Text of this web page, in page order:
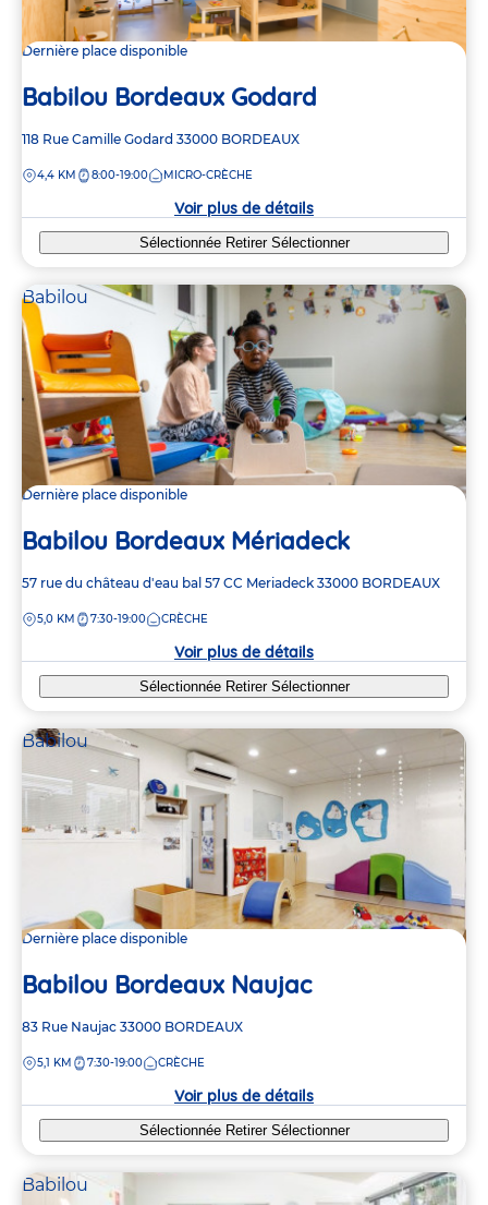
Dernière place disponible
Babilou Bordeaux Godard
Adresse
la
118 Rue Camille Godard 33000 BORDEAUX
DISTANCE
4,4 KM 8:00-19:00 MICRO-CRÈCHE
Voir plus de détails
Sélectionnée Retirer Sélectionner
Babilou
Dernière place disponible
Babilou Bordeaux Mériadeck
Adresse
la
57 rue du château d'eau bal 57 CC Meriadeck 33000 BORDEAUX
DISTANCE
5,0 KM 7:30-19:00 CRÈCHE
Voir plus de détails
Sélectionnée Retirer Sélectionner
Babilou
Dernière place disponible
Babilou Bordeaux Naujac
Adresse
la
83 Rue Naujac 33000 BORDEAUX
DISTANCE
5,1 KM 7:30-19:00 CRÈCHE
Voir plus de détails
Sélectionnée Retirer Sélectionner
Babilou